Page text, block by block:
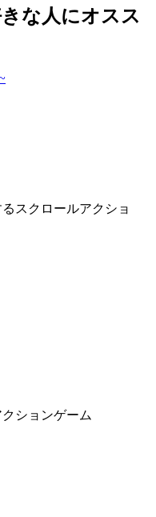
な人にオスス
スクロールアクショ
ションゲーム